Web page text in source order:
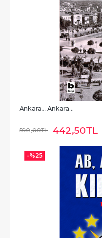
Ankara... Ankara...
590,00TL 442,50TL
-%25